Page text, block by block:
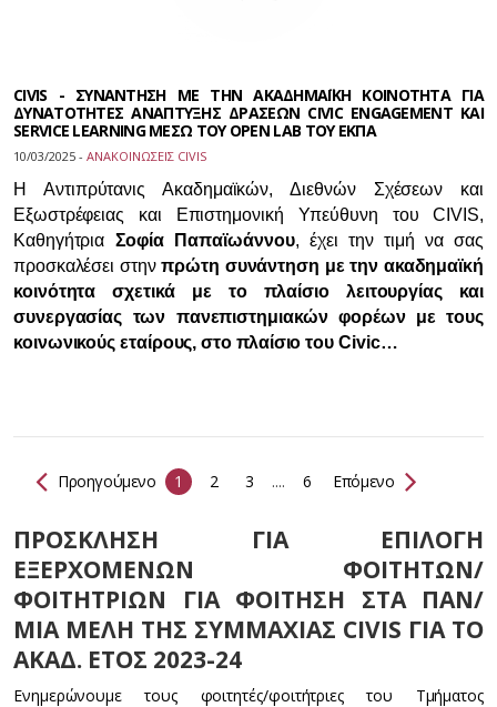
CIVIS - ΣΥΝΑΝΤΗΣΗ ΜΕ ΤΗΝ ΑΚΑΔΗΜΑΪΚΗ ΚΟΙΝΟΤΗΤΑ ΓΙΑ
ΔΥΝΑΤΟΤΗΤΕΣ ΑΝΑΠΤΥΞΗΣ ΔΡΑΣΕΩΝ CIVIC ENGAGEMENT ΚΑΙ
SERVICE LEARNING ΜΕΣΩ ΤΟΥ OPEN LAB ΤΟΥ ΕΚΠΑ
10/03/2025 - ΑΝΑΚΟΙΝΩΣΕΙΣ CIVIS
Η Αντιπρύτανις Ακαδημαϊκών, Διεθνών Σχέσεων και
Εξωστρέφειας και Επιστημονική Υπεύθυνη του CIVIS,
Καθηγήτρια Σοφία Παπαϊωάννου, έχει την τιμή να σας
προσκαλέσει στηνπρώτη συνάντηση με την ακαδημαϊκή
κοινότητα σχετικά με το πλαίσιο λειτουργίας και
συνεργασίας των πανεπιστημιακών φορέων με τους
κοινωνικούς εταίρους, στο πλαίσιο του Civic…
Προηγούμενο 1 2 3 .... 6 Επόμενο
ΠΡOΣΚΛΗΣΗ ΓΙΑ ΕΠΙΛΟΓH
ΕΞΕΡΧOΜΕΝΩΝ ΦΟΙΤΗΤΩΝ/
ΦΟΙΤΗΤΡΙΩΝ ΓΙΑ ΦΟΙΤΗΣΗ ΣΤΑ ΠΑΝ/
ΜΙΑ ΜΕΛΗ ΤΗΣ ΣΥΜΜΑΧΙΑΣ CIVIS ΓΙΑ ΤΟ
ΑΚΑΔ. ΕΤΟΣ 2023-24
Ενημερώνουμε τους φοιτητές/φοιτήτριες του Τμήματος